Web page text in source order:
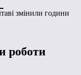
змінили години
роботи